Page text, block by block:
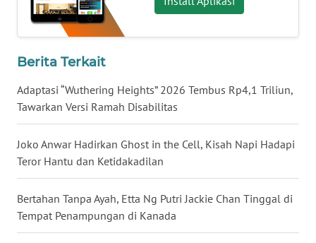
Berita Terkait
Adaptasi “Wuthering Heights” 2026 Tembus Rp4,1 Triliun,
Tawarkan Versi Ramah Disabilitas
Joko Anwar Hadirkan Ghost in the Cell, Kisah Napi Hadapi
Teror Hantu dan Ketidakadilan
Bertahan Tanpa Ayah, Etta Ng Putri Jackie Chan Tinggal di
Tempat Penampungan di Kanada
SUMBAR
SUMSEL
WN
WN
JATENG